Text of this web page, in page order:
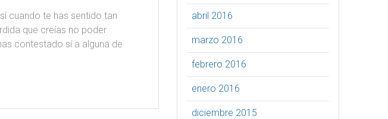
cuando te has sentido tan
que creías no poder
contestado sí a alguna de
abril 2016
marzo 2016
febrero 2016
enero 2016
diciembre 2015